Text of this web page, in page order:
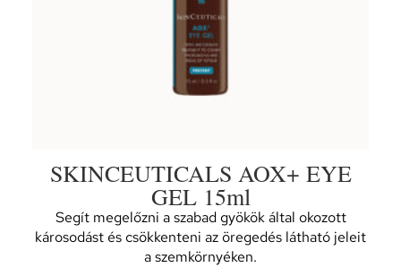
SKINCEUTICALS AOX+ EYE
GEL 15ml
Segít megelőzni a szabad gyökök által okozott
károsodást és csökkenteni az öregedés látható jeleit
a szemkörnyéken.